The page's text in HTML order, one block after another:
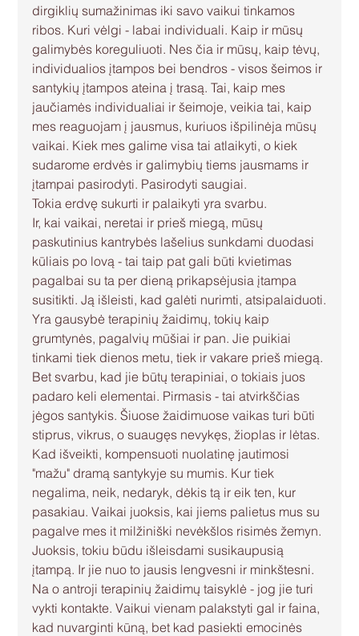
dirgiklių sumažinimas iki savo vaikui tinkamos
ribos. Kuri vėlgi - labai individuali. Kaip ir mūsų
galimybės koreguliuoti. Nes čia ir mūsų, kaip tėvų,
individualios įtampos bei bendros - visos šeimos ir
santykių įtampos ateina į trasą. Tai, kaip mes
jaučiamės individualiai ir šeimoje, veikia tai, kaip
mes reaguojam į jausmus, kuriuos išpilinėja mūsų
vaikai. Kiek mes galime visa tai atlaikyti, o kiek
sudarome erdvės ir galimybių tiems jausmams ir
įtampai pasirodyti. Pasirodyti saugiai.
Tokia erdvę sukurti ir palaikyti yra svarbu.
Ir, kai vaikai, neretai ir prieš miegą, mūsų
paskutinius kantrybės lašelius sunkdami duodasi
kūliais po lovą - tai taip pat gali būti kvietimas
pagalbai su ta per dieną prikapsėjusia įtampa
susitikti. Ją išleisti, kad galėti nurimti, atsipalaiduoti.
Yra gausybė terapinių žaidimų, tokių kaip
grumtynės, pagalvių mūšiai ir pan. Jie puikiai
tinkami tiek dienos metu, tiek ir vakare prieš miegą.
Bet svarbu, kad jie būtų terapiniai, o tokiais juos
padaro keli elementai. Pirmasis - tai atvirkščias
jėgos santykis. Šiuose žaidimuose vaikas turi būti
stiprus, vikrus, o suaugęs nevykęs, žioplas ir lėtas.
Kad išveikti, kompensuoti nuolatinę jautimosi
"mažu" dramą santykyje su mumis. Kur tiek
negalima, neik, nedaryk, dėkis tą ir eik ten, kur
pasakiau. Vaikai juoksis, kai jiems palietus mus su
pagalve mes it milžiniški nevėkšlos risimės žemyn.
Juoksis, tokiu būdu išleisdami susikaupusią
įtampą. Ir jie nuo to jausis lengvesni ir minkštesni.
Na o antroji terapinių žaidimų taisyklė - jog jie turi
vykti kontakte. Vaikui vienam palakstyti gal ir faina,
kad nuvarginti kūną, bet kad pasiekti emocinės